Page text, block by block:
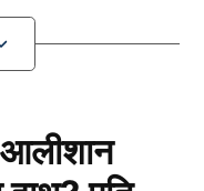
हसीनाएं?